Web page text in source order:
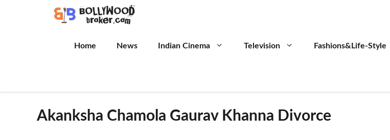
Home News Indian Cinema Television Fashions&Life-Style
Akanksha Chamola Gaurav Khanna Divorce